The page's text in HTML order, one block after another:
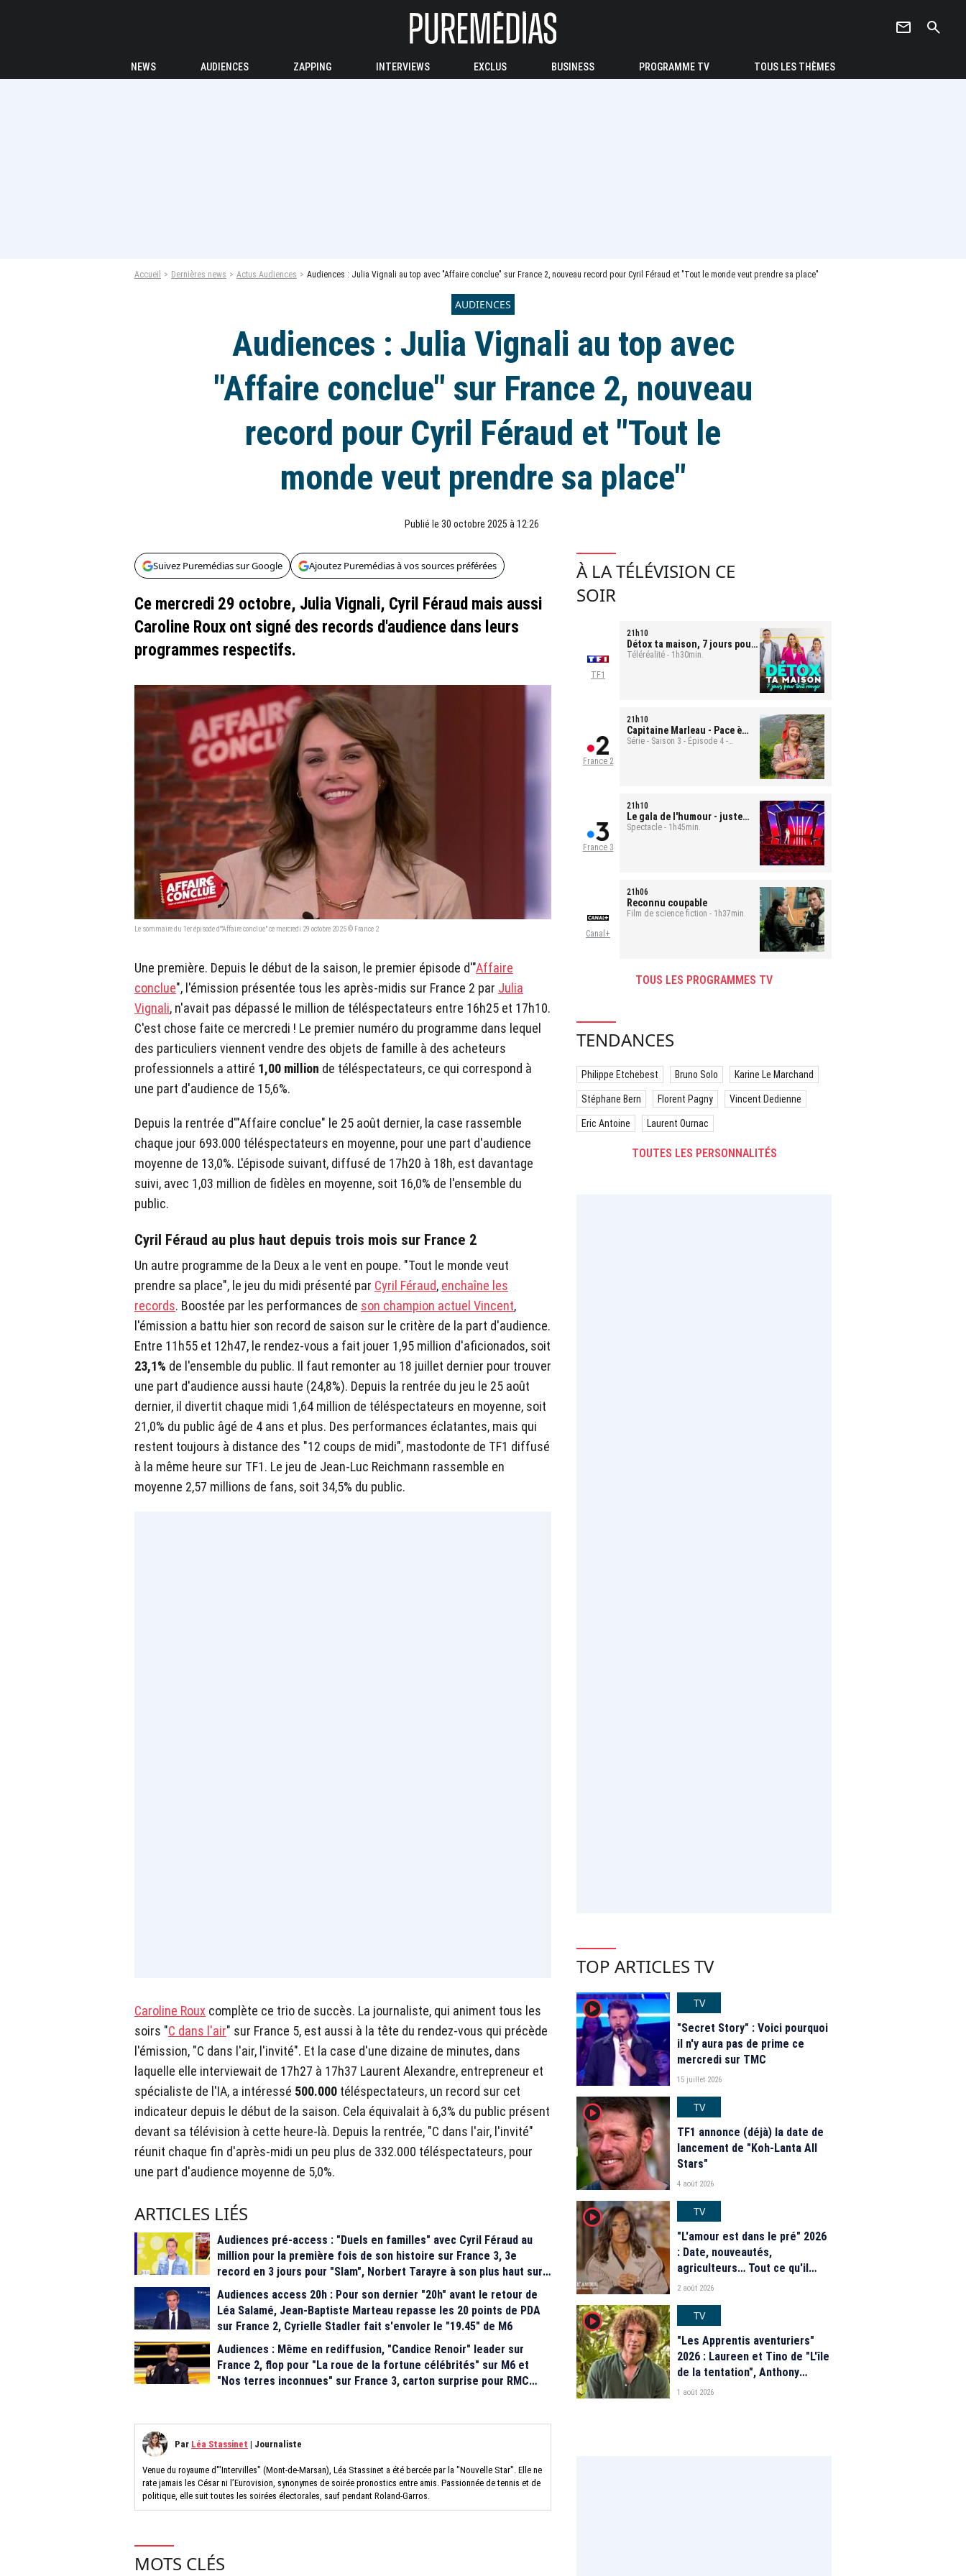
newsletter search
NEWS AUDIENCES ZAPPING INTERVIEWS EXCLUS BUSINESS PROGRAMME TV TOUS LES THÈMES
Accueil Dernières news Actus Audiences Audiences : Julia Vignali au top avec "Affaire conclue" sur France 2, nouveau record pour Cyril Féraud et "Tout le monde veut prendre sa place"
AUDIENCES
Audiences : Julia Vignali au top avec
"Affaire conclue" sur France 2, nouveau
record pour Cyril Féraud et "Tout le
monde veut prendre sa place"
Publié le 30 octobre 2025 à 12:26
Suivez Puremédias sur Google Ajoutez Puremédias à vos sources préférées
Ce mercredi 29 octobre, Julia Vignali, Cyril Féraud mais aussi
Caroline Roux ont signé des records d'audience dans leurs
programmes respectifs.
Le sommaire du 1er épisode d'"Affaire conclue" ce mercredi 29 octobre 2025 © France 2
Une première. Depuis le début de la saison, le premier épisode d'"Affaire
conclue", l'émission présentée tous les après-midis sur France 2 par Julia
Vignali, n'avait pas dépassé le million de téléspectateurs entre 16h25 et 17h10.
C'est chose faite ce mercredi ! Le premier numéro du programme dans lequel
des particuliers viennent vendre des objets de famille à des acheteurs
professionnels a attiré 1,00 million de téléspectateurs, ce qui correspond à
une part d'audience de 15,6%.
Depuis la rentrée d'"Affaire conclue" le 25 août dernier, la case rassemble
chaque jour 693.000 téléspectateurs en moyenne, pour une part d'audience
moyenne de 13,0%. L'épisode suivant, diffusé de 17h20 à 18h, est davantage
suivi, avec 1,03 million de fidèles en moyenne, soit 16,0% de l'ensemble du
public.
Cyril Féraud au plus haut depuis trois mois sur France 2
Un autre programme de la Deux a le vent en poupe. "Tout le monde veut
prendre sa place", le jeu du midi présenté par Cyril Féraud, enchaîne les
records. Boostée par les performances de son champion actuel Vincent,
l'émission a battu hier son record de saison sur le critère de la part d'audience.
Entre 11h55 et 12h47, le rendez-vous a fait jouer 1,95 million d'aficionados, soit
23,1% de l'ensemble du public. Il faut remonter au 18 juillet dernier pour trouver
une part d'audience aussi haute (24,8%). Depuis la rentrée du jeu le 25 août
dernier, il divertit chaque midi 1,64 million de téléspectateurs en moyenne, soit
21,0% du public âgé de 4 ans et plus. Des performances éclatantes, mais qui
restent toujours à distance des "12 coups de midi", mastodonte de TF1 diffusé
à la même heure sur TF1. Le jeu de Jean-Luc Reichmann rassemble en
moyenne 2,57 millions de fans, soit 34,5% du public.
Caroline Roux complète ce trio de succès. La journaliste, qui animent tous les
soirs "C dans l'air" sur France 5, est aussi à la tête du rendez-vous qui précède
l'émission, "C dans l'air, l'invité". Et la case d'une dizaine de minutes, dans
laquelle elle interviewait de 17h27 à 17h37 Laurent Alexandre, entrepreneur et
spécialiste de l'IA, a intéressé 500.000 téléspectateurs, un record sur cet
indicateur depuis le début de la saison. Cela équivalait à 6,3% du public présent
devant sa télévision à cette heure-là. Depuis la rentrée, "C dans l'air, l'invité"
réunit chaque fin d'après-midi un peu plus de 332.000 téléspectateurs, pour
une part d'audience moyenne de 5,0%.
ARTICLES LIÉS
Audiences pré-access : "Duels en familles" avec Cyril Féraud au
million pour la première fois de son histoire sur France 3, 3e
record en 3 jours pour "Slam", Norbert Tarayre à son plus haut sur
M6
Audiences access 20h : Pour son dernier "20h" avant le retour de
Léa Salamé, Jean-Baptiste Marteau repasse les 20 points de PDA
sur France 2, Cyrielle Stadler fait s'envoler le "19.45" de M6
Audiences : Même en rediffusion, "Candice Renoir" leader sur
France 2, flop pour "La roue de la fortune célébrités" sur M6 et
"Nos terres inconnues" sur France 3, carton surprise pour RMC
Par Léa Stassinet | Journaliste
Venue du royaume d'"Intervilles" (Mont-de-Marsan), Léa Stassinet a été bercée par la "Nouvelle Star". Elle ne
rate jamais les César ni l’Eurovision, synonymes de soirée pronostics entre amis. Passionnée de tennis et de
politique, elle suit toutes les soirées électorales, sauf pendant Roland-Garros.
MOTS CLÉS
À LA TÉLÉVISION CE
SOIR
TF1
21h10
Détox ta maison, 7 jours pour
tout ranger - Mona et Bastien
Téléréalité - 1h30min.
France 2
21h10
Capitaine Marleau - Pace è
salute
Série - Saison 3 - Épisode 4 -
France 3
21h10
Le gala de l'humour - juste
pour rire
Spectacle - 1h45min.
Canal+
21h06
Reconnu coupable
Film de science fiction - 1h37min.
TOUS LES PROGRAMMES TV
TENDANCES
Philippe Etchebest Bruno Solo Karine Le Marchand
Stéphane Bern Florent Pagny Vincent Dedienne
Eric Antoine Laurent Ournac
TOUTES LES PERSONNALITÉS
TOP ARTICLES TV
player2
TV
"Secret Story" : Voici pourquoi
il n'y aura pas de prime ce
mercredi sur TMC
15 juillet 2026
player2
TV
TF1 annonce (déjà) la date de
lancement de "Koh-Lanta All
Stars"
4 août 2026
player2
TV
"L'amour est dans le pré" 2026
: Date, nouveautés,
agriculteurs… Tout ce qu'il
faut savoir sur la saison 21 du
2 août 2026
player2
TV
"Les Apprentis aventuriers"
2026 : Laureen et Tino de "L'île
de la tentation", Anthony
Matéo, Jade Leboeuf... Le
1 août 2026